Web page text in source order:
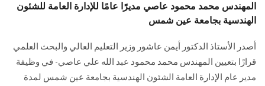
المهندس محمد محمود عاصي مديرًا عامًا للإدارة العامة للشئون
الهندسية بجامعة عين شمس
أصدر الأستاذ الدكتور أيمن عاشور وزير التعليم العالي والبحث العلمي
قرارًا بتعيين المهندس محمد محمود عبد الله علي عاصي- في وظيفة
مدير عام الإدارة العامة الشئون الهندسية بجامعة عين شمس لمدة